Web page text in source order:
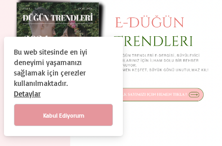
HAKKIMIZDA
KULLANIM ŞARTLARI
GIZLILIK VE GÜVENLIK
KÜNYE İLETIŞIM
© Copyright 2024, Tüm Hakları Saklıdır
Duguntrendleri.com Bir Dtc Teknoloji ve Organizasyon A.Ş.
Bu web sitesinde en iyi
deneyimi yaşamanızı
sağlamak için çerezler
kullanılmaktadır.
Detaylar
Kabul Ediyorum